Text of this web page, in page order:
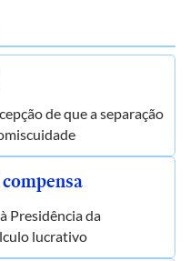
de que a separação
Presidência da
lucrativo